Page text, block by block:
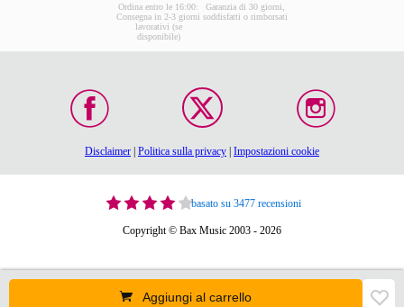
Aggiungi al carrello
Ordina entro le 16:00:
Consegna in 2-3 giorni
lavorativi (se
disponibile)
Garanzia di 30 giorni,
soddisfatti o rimborsati
Disclaimer | Politica sulla privacy | Impostazioni cookie
basato su 3477 recensioni
Copyright © Bax Music 2003 - 2026